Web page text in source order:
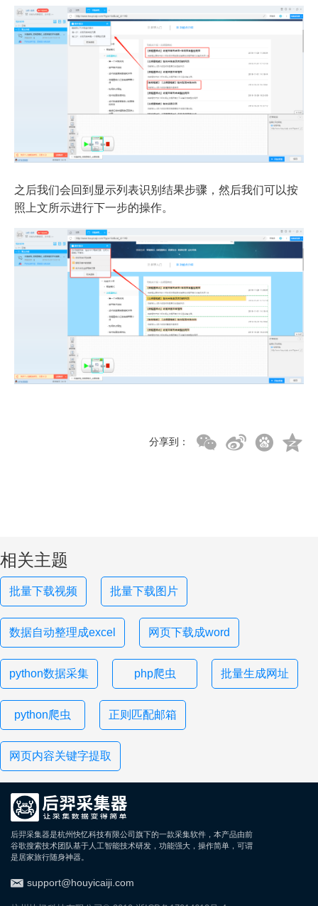
之后我们会回到显示列表识别结果步骤，然后我们可以按
照上文所示进行下一步的操作。
分享到：
相关主题
批量下载视频 批量下载图片
数据自动整理成excel 网页下载成word
python数据采集 php爬虫 批量生成网址
python爬虫 正则匹配邮箱
网页内容关键字提取
后羿采集器是杭州快忆科技有限公司旗下的一款采集软件，本产品由前
谷歌搜索技术团队基于人工智能技术研发，功能强大，操作简单，可谓
是居家旅行随身神器。
support@houyicaiji.com